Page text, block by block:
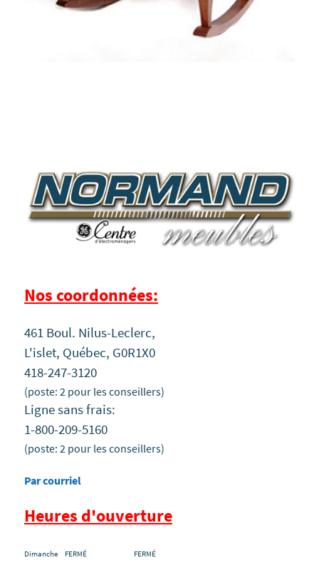
Nos coordonnées:
461 Boul. Nilus-Leclerc,
L'islet, Québec, G0R1X0
418-247-3120
(poste: 2 pour les conseillers)
Ligne sans frais:
1-800-209-5160
(poste: 2 pour les conseillers)
Par courriel
Heures d'ouverture
Dimanche FERMÉ FERMÉ